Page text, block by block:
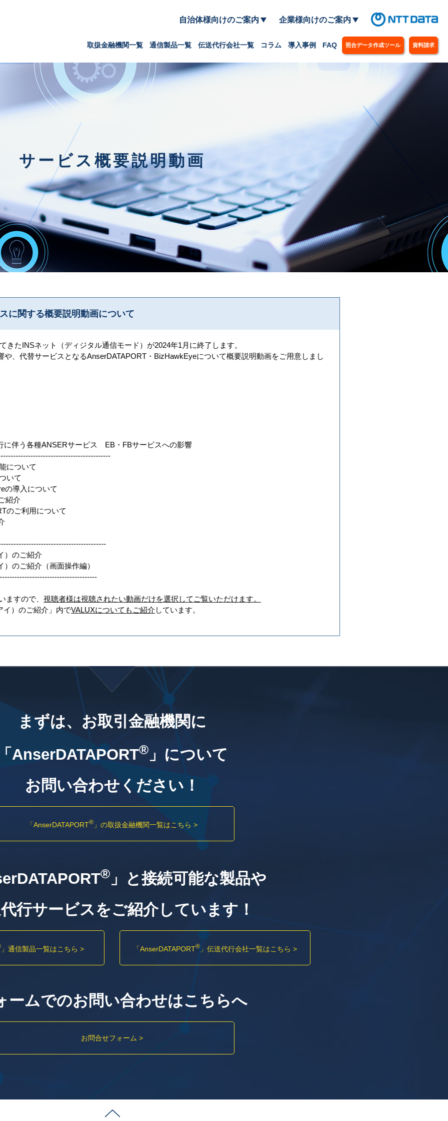
自治体様向けのご案内 企業様向けのご案内
取扱金融機関一覧 通信製品一覧 伝送代行会社一覧 コラム 導入事例 FAQ 照合データ作成ツール 資料請求
サービス概要説明動画
に関する概要説明動画について
きたINSネット（ディジタル通信モード）が2024年1月に終了します。
や、代替サービスとなるAnserDATAPORT・BizHawkEyeについて概要説明動画をご用意しまし
に伴う各種ANSERサービス EB・FBサービスへの影響
について
いて
の導入について
紹介
のご利用について
）のご紹介
のご紹介（画面操作編）
ますので、 視聴者様は視聴されたい動画だけを選択してご覧いただけます。
）のご紹介」内でVALUXについてもご紹介 しています。
まずは、お取引金融機関に
AnserDATAPORT®」について
お問い合わせください！
「AnserDATAPORT® 」の取扱金融機関一覧はこちら >
®」と接続可能な製品や
行サービスをご紹介しています！
」 通信製品一覧はこちら > 「AnserDATAPORT® 」 伝送代行会社一覧はこちら >
ームでのお問い合わせはこちらへ
お問合せフォーム >